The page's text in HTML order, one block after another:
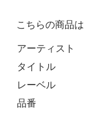
こちらの商品は
アーティスト
タイトル
レーベル
品番